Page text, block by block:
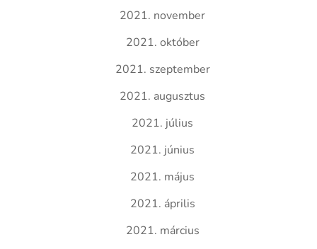
2021. november
2021. október
2021. szeptember
2021. augusztus
2021. július
2021. június
2021. május
2021. április
2021. március